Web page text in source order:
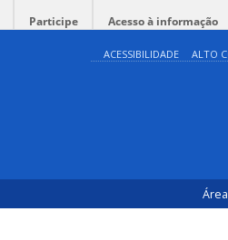
Participe Acesso à informação
ACESSIBILIDADE ALTO